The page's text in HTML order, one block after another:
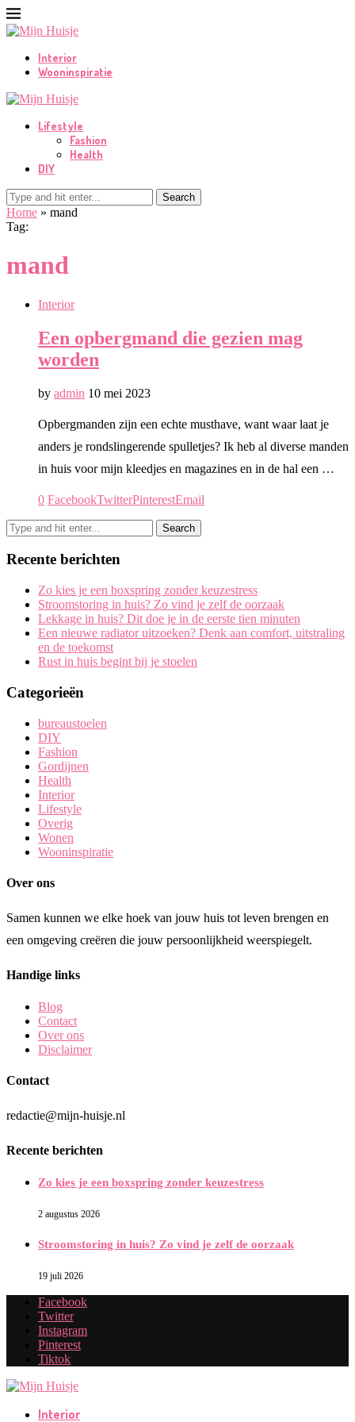
Interior
Wooninspiratie
Lifestyle
Fashion
Health
DIY
Search
Home » mand
Tag:
mand
Interior
Een opbergmand die gezien mag
worden
by admin 10 mei 2023
Opbergmanden zijn een echte musthave, want waar laat je
anders je rondslingerende spulletjes? Ik heb al diverse manden
in huis voor mijn kleedjes en magazines en in de hal een …
0 FacebookTwitterPinterestEmail
Recente berichten
Zo kies je een boxspring zonder keuzestress
Stroomstoring in huis? Zo vind je zelf de oorzaak
Lekkage in huis? Dit doe je in de eerste tien minuten
Een nieuwe radiator uitzoeken? Denk aan comfort, uitstraling
en de toekomst
Rust in huis begint bij je stoelen
Categorieën
bureaustoelen
DIY
Fashion
Gordijnen
Health
Interior
Lifestyle
Overig
Wonen
Wooninspiratie
Over ons
Samen kunnen we elke hoek van jouw huis tot leven brengen en
een omgeving creëren die jouw persoonlijkheid weerspiegelt.
Handige links
Blog
Contact
Over ons
Disclaimer
Contact
redactie@mijn-huisje.nl
Recente berichten
Zo kies je een boxspring zonder keuzestress
2 augustus 2026
Stroomstoring in huis? Zo vind je zelf de oorzaak
19 juli 2026
Facebook
Twitter
Instagram
Pinterest
Tiktok
Interior